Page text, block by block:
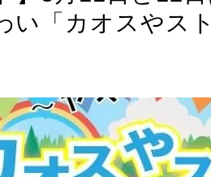
い「カオスやス